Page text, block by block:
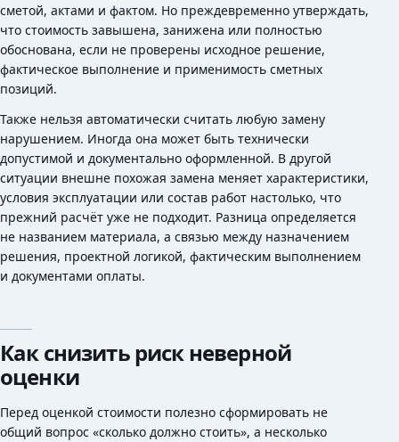
сметой, актами и фактом. Но преждевременно утверждать,
что стоимость завышена, занижена или полностью
обоснована, если не проверены исходное решение,
фактическое выполнение и применимость сметных
позиций.
Также нельзя автоматически считать любую замену
нарушением. Иногда она может быть технически
допустимой и документально оформленной. В другой
ситуации внешне похожая замена меняет характеристики,
условия эксплуатации или состав работ настолько, что
прежний расчёт уже не подходит. Разница определяется
не названием материала, а связью между назначением
решения, проектной логикой, фактическим выполнением
и документами оплаты.
Как снизить риск неверной
оценки
Перед оценкой стоимости полезно сформировать не
общий вопрос «сколько должно стоить», а несколько